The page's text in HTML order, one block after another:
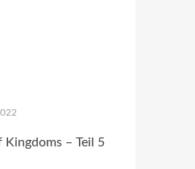
Kingdoms – Teil 5